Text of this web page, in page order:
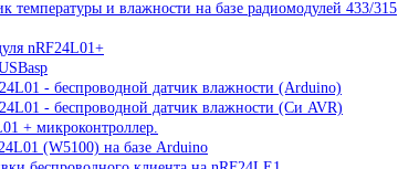
температуры и влажности на базе радиомодулей 433/315
nRF24L01+
- беспроводной датчик влажности (Arduino)
- беспроводной датчик влажности (Си AVR)
+ микроконтроллер.
(W5100) на базе Arduino